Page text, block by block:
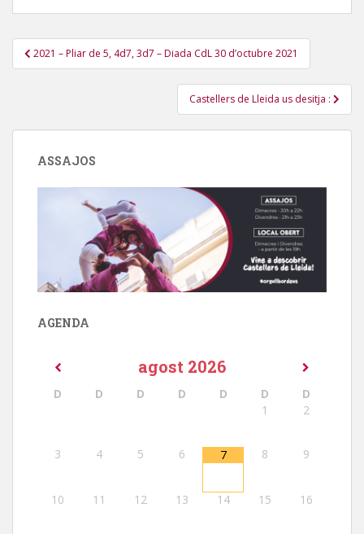
Navegació
d'entrades
2021 – Pliar de 5, 4d7, 3d7 – Diada CdL 30 d’octubre 2021
Castellers de Lleida us desitja :
ASSAJOS
AGENDA
agost 2026
D D D D D D
D
1
2
3 4 5 6 7 8 9
10 11 12 13 14 15 16